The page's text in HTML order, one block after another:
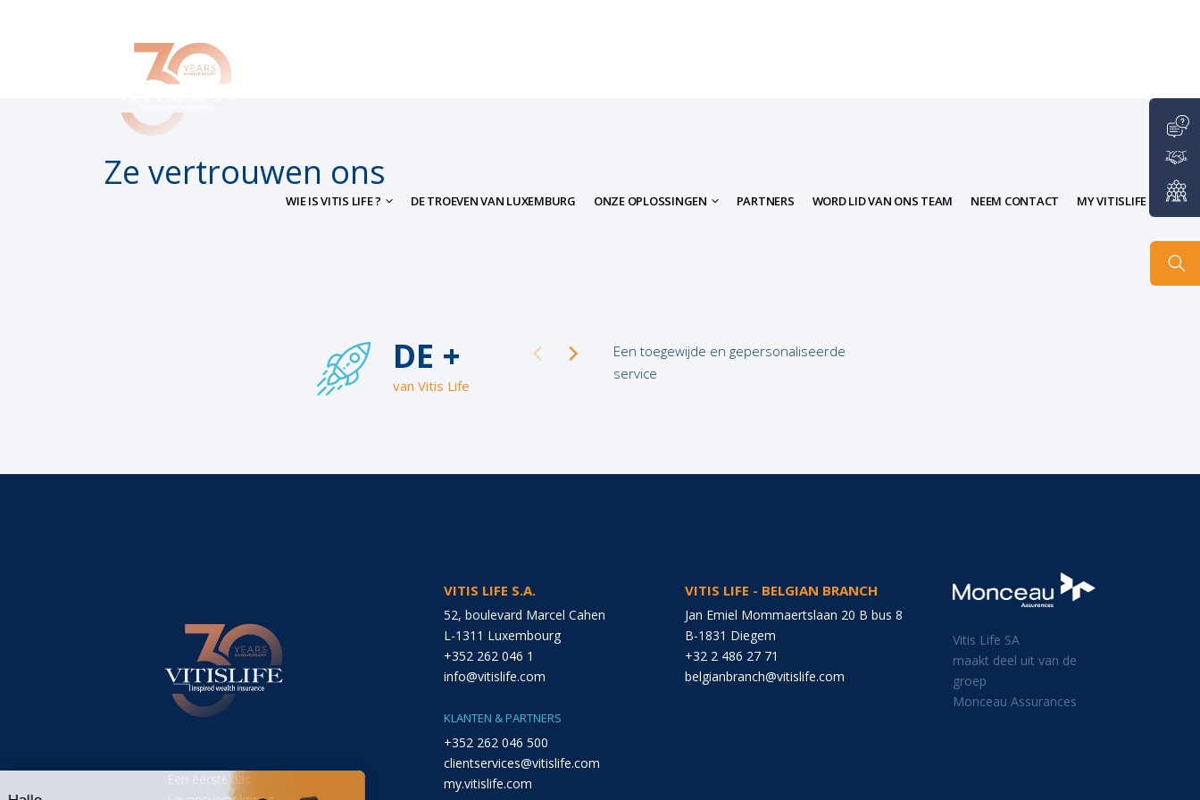
WIE IS VITIS LIFE ? DE TROEVEN VAN LUXEMBURG ONZE OPLOSSINGEN PARTNERS WORD LID VAN ONS TEAM NEEM CONTACT MY VITISLIFE
Ze vertrouwen ons
DE +
van Vitis Life
Een toegewijde en gepersonaliseerde
service
Een eersteklas
VITIS LIFE S.A.
52, boulevard Marcel Cahen
L-1311 Luxembourg
+352 262 046 1
info@vitislife.com
KLANTEN & PARTNERS
+352 262 046 500
clientservices@vitislife.com
my.vitislife.com
VITIS LIFE - BELGIAN BRANCH
Jan Emiel Mommaertslaan 20 B bus 8
B-1831 Diegem
+32 2 486 27 71
belgianbranch@vitislife.com
Vitis Life SA
maakt deel uit van de
groep
Monceau Assurances